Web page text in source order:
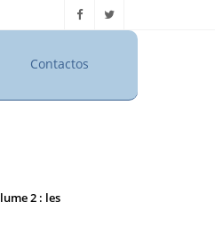
Contactos
2 : les